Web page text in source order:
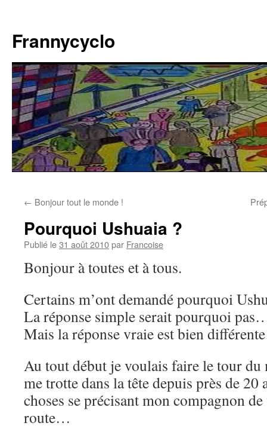
contenu
Frannycyclo
← Bonjour tout le monde !
Pourquoi Ushuaia ?
Publié le31 août 2010par Francoise
Bonjour à toutes et à tous.
Certains m’ont demandé pourquoi
La réponse simple serait pourquoi
Mais la réponse vraie est bien
Au tout début je voulais faire le tour du
me trotte dans la tête depuis près de
choses se précisant mon compagnon
route…